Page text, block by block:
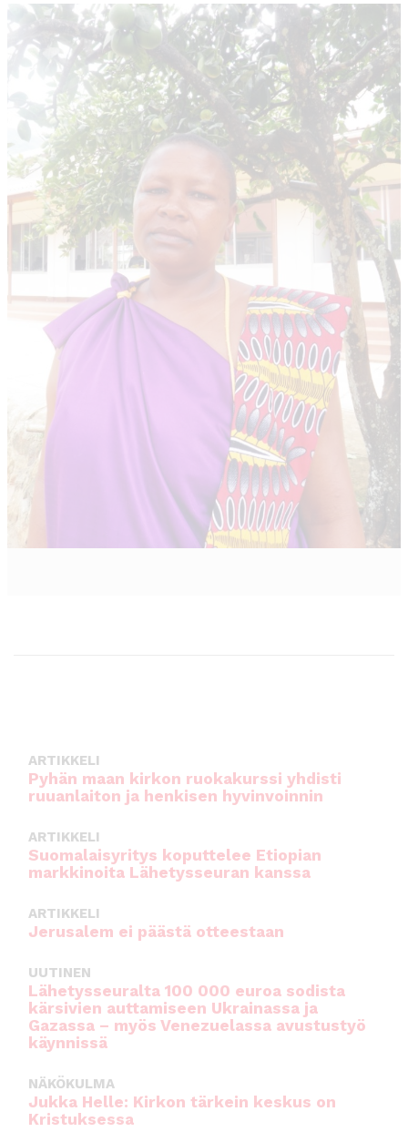
ARTIKKELI
Pyhän maan kirkon ruokakurssi yhdisti
ruuanlaiton ja henkisen hyvinvoinnin
ARTIKKELI
Suomalaisyritys koputtelee Etiopian
markkinoita Lähetysseuran kanssa
ARTIKKELI
Jerusalem ei päästä otteestaan
UUTINEN
Lähetysseuralta 100 000 euroa sodista
kärsivien auttamiseen Ukrainassa ja
Gazassa – myös Venezuelassa avustustyö
käynnissä
NÄKÖKULMA
Jukka Helle: Kirkon tärkein keskus on
Kristuksessa